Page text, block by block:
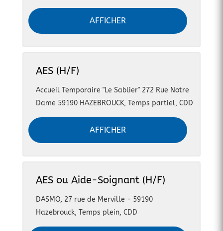
AFFICHER
AES (H/F)
Accueil Temporaire "Le Sablier" 272 Rue Notre
Dame 59190 HAZEBROUCK, Temps partiel, CDD
AFFICHER
AES ou Aide-Soignant (H/F)
DASMO, 27 rue de Merville - 59190
Hazebrouck, Temps plein, CDD